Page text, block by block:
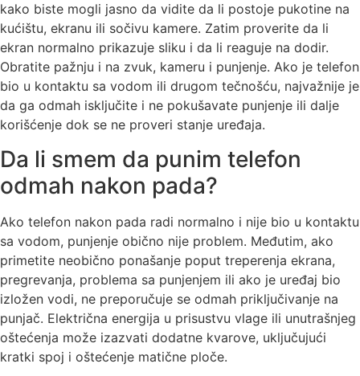
kako biste mogli jasno da vidite da li postoje pukotine na
kućištu, ekranu ili sočivu kamere. Zatim proverite da li
ekran normalno prikazuje sliku i da li reaguje na dodir.
Obratite pažnju i na zvuk, kameru i punjenje. Ako je telefon
bio u kontaktu sa vodom ili drugom tečnošću, najvažnije je
da ga odmah isključite i ne pokušavate punjenje ili dalje
korišćenje dok se ne proveri stanje uređaja.
Da li smem da punim telefon
odmah nakon pada?
Ako telefon nakon pada radi normalno i nije bio u kontaktu
sa vodom, punjenje obično nije problem. Međutim, ako
primetite neobično ponašanje poput treperenja ekrana,
pregrevanja, problema sa punjenjem ili ako je uređaj bio
izložen vodi, ne preporučuje se odmah priključivanje na
punjač. Električna energija u prisustvu vlage ili unutrašnjeg
oštećenja može izazvati dodatne kvarove, uključujući
kratki spoj i oštećenje matične ploče.